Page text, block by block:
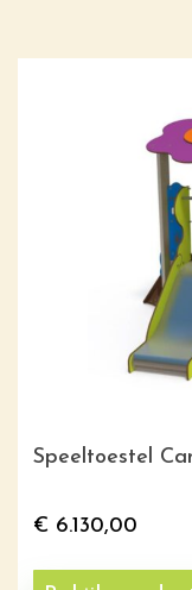
Speeltoestel
€ 6.130,00